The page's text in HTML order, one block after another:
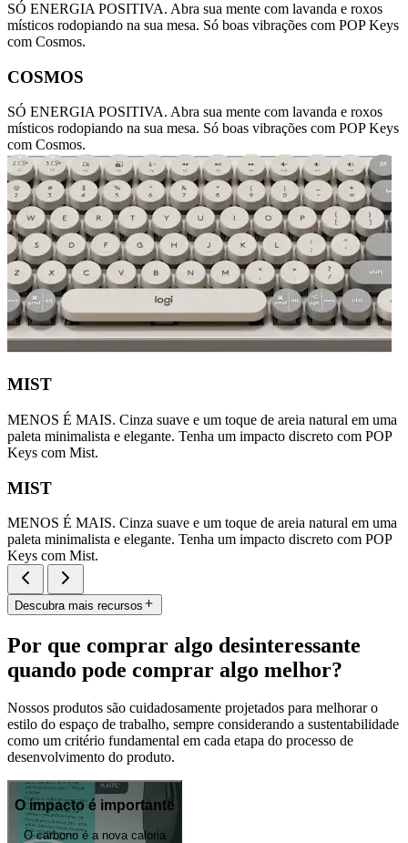
SÓ ENERGIA POSITIVA. Abra sua mente com lavanda e roxos
místicos rodopiando na sua mesa. Só boas vibrações com POP Keys
com Cosmos.
COSMOS
SÓ ENERGIA POSITIVA. Abra sua mente com lavanda e roxos
místicos rodopiando na sua mesa. Só boas vibrações com POP Keys
com Cosmos.
MIST
MENOS É MAIS. Cinza suave e um toque de areia natural em uma
paleta minimalista e elegante. Tenha um impacto discreto com POP
Keys com Mist.
MIST
MENOS É MAIS. Cinza suave e um toque de areia natural em uma
paleta minimalista e elegante. Tenha um impacto discreto com POP
Keys com Mist.
Descubra mais recursos
Por que comprar algo desinteressante
quando pode comprar algo melhor?
Nossos produtos são cuidadosamente projetados para melhorar o
estilo do espaço de trabalho, sempre considerando a sustentabilidade
como um critério fundamental em cada etapa do processo de
desenvolvimento do produto.
O impacto é importante
O carbono é a nova caloria